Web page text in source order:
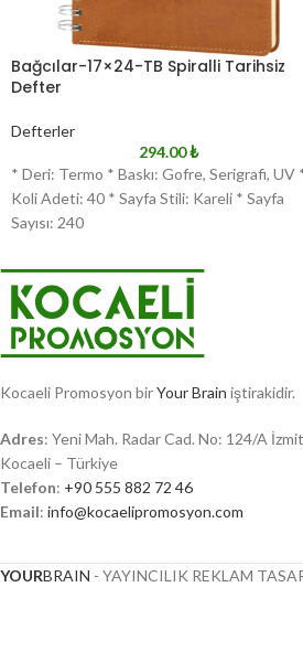
Bağcılar-17×24-TB Spiralli Tarihsiz
Defter
Defterler
294.00₺
* Deri: Termo * Baskı: Gofre, Serigrafi, UV
Koli Adeti: 40 * Sayfa Stili: Kareli * Sayfa
Sayısı: 240
Kocaeli Promosyon birYour Brain iştirakidir.
Adres: Yeni Mah. Radar Cad. No: 124/A
Kocaeli – Türkiye
Telefon: +90 555 882 72 46
Email: info@kocaelipromosyon.com
YOURBRAIN - YAYINCILIK REKLAM